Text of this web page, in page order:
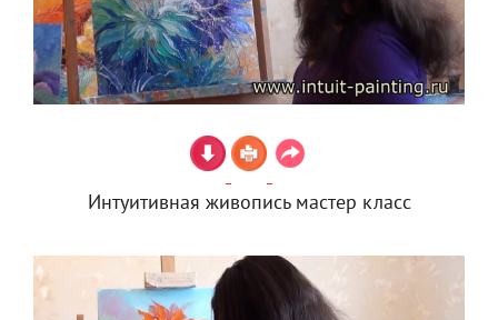
Интуитивная живопись мастер класс